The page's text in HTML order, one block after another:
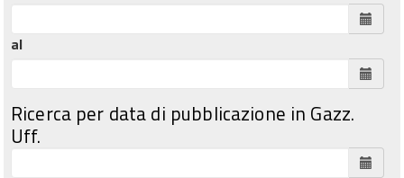
al
Ricerca per data di pubblicazione in Gazz.
Uff.